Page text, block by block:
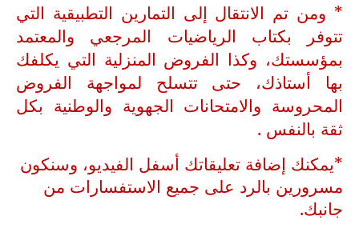
* ومن تم الانتقال إلى التمارين التطبيقية التي
تتوفر بكتاب الرياضيات المرجعي والمعتمد
بمؤسستك، وكذا الفروض المنزلية التي يكلفك
بها أستاذك، حتى تتسلح لمواجهة الفروض
المحروسة والامتحانات الجهوية والوطنية بكل
ثقة بالنفس .
*يمكنك إضافة تعليقاتك أسفل الفيديو، وسنكون
مسرورين بالرد على جميع الاستفسارات من
جانبك.